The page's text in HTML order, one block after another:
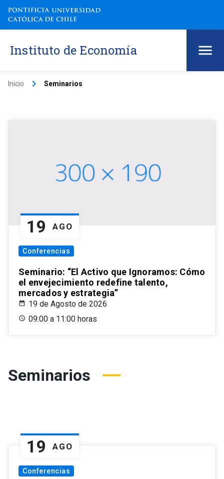
Instituto de Economía
Inicio keyboard_arrow_right Seminarios
19 AGO
Conferencias
Seminario: “El Activo que Ignoramos: Cómo
el envejecimiento redefine talento,
mercados y estrategia”
19 de Agosto de 2026
09:00 a 11:00 horas
Seminarios
19 AGO
Conferencias